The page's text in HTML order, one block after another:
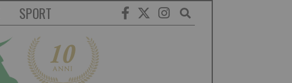
SPORT